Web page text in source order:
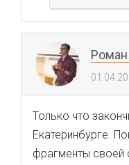
Только что
Екатеринбурге.
фрагменты своей